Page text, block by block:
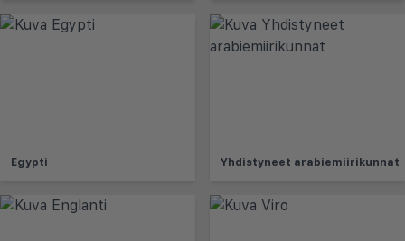
Egypti Yhdistyneet arabiemiirikunnat